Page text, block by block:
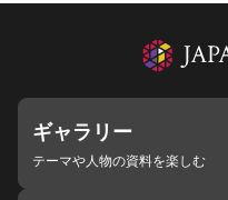
ギャラリー
テーマや人物の資料を楽しむ